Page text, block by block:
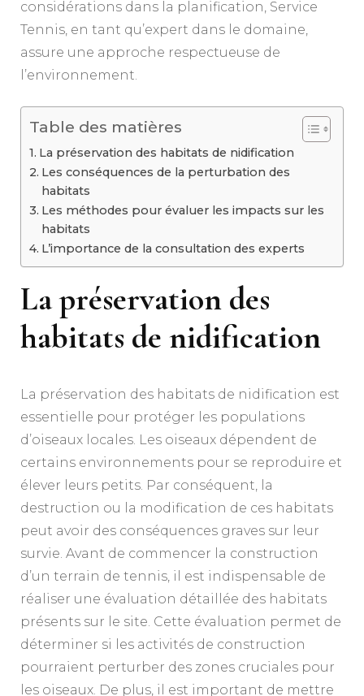
considérations dans la planification, Service
Tennis, en tant qu’expert dans le domaine,
assure une approche respectueuse de
l’environnement.
Table des matières
La préservation des habitats de nidification
Les conséquences de la perturbation des
habitats
Les méthodes pour évaluer les impacts sur les
habitats
L’importance de la consultation des experts
La préservation des
habitats de nidification
La préservation des habitats de nidification est
essentielle pour protéger les populations
d’oiseaux locales. Les oiseaux dépendent de
certains environnements pour se reproduire et
élever leurs petits. Par conséquent, la
destruction ou la modification de ces habitats
peut avoir des conséquences graves sur leur
survie. Avant de commencer la construction
d’un terrain de tennis, il est indispensable de
réaliser une évaluation détaillée des habitats
présents sur le site. Cette évaluation permet de
déterminer si les activités de construction
pourraient perturber des zones cruciales pour
les oiseaux. De plus, il est important de mettre